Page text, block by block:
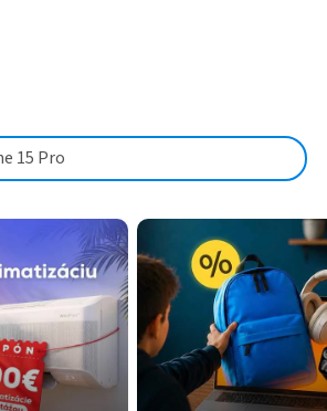
15 Pro